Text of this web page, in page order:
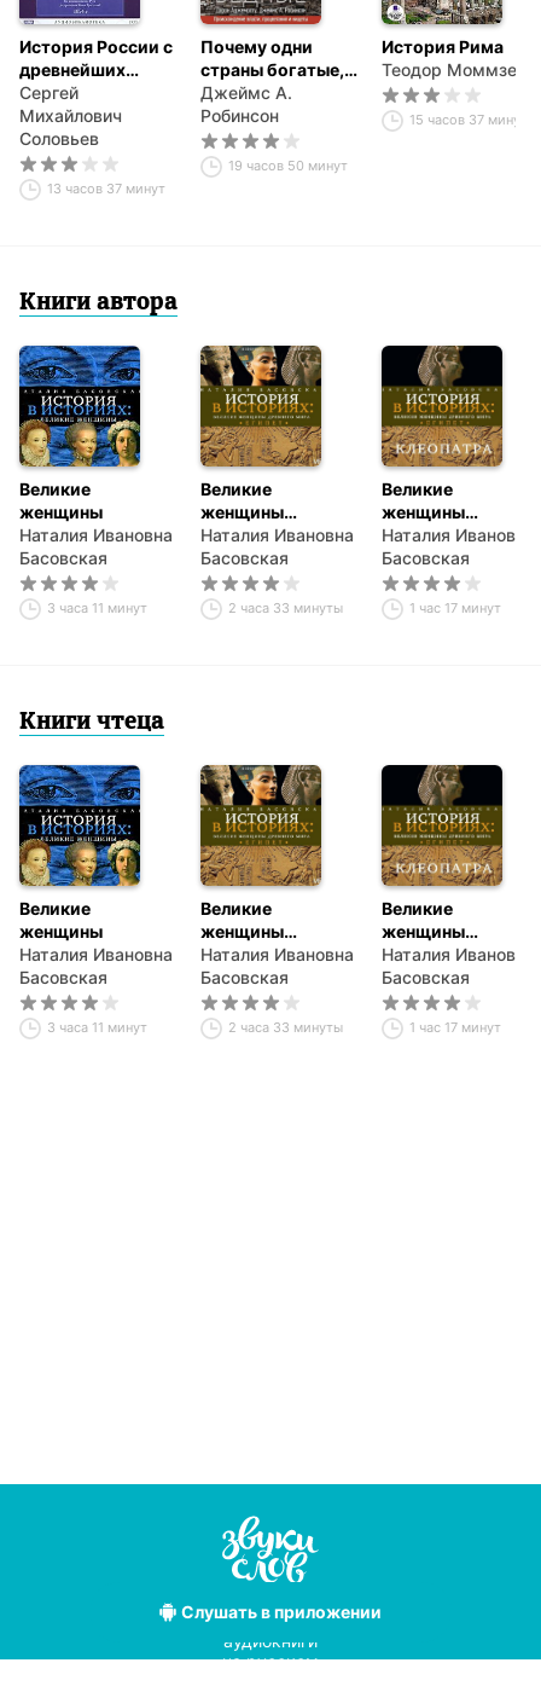
История России с
древнейших
времен. Том 1
Сергей
Михайлович
Соловьев
13 часов 37 минут
Почему одни
страны богатые, а
другие бедные.
Происхождение
власти,
процветания и
нищеты
Джеймс А.
Робинсон
19 часов 50 минут
История Рима
Теодор Моммзен
15 часов 37 минут
Книги автора
Великие
женщины
Наталия Ивановна
Басовская
3 часа 11 минут
Великие
женщины
древнего Египта
Наталия Ивановна
Басовская
2 часа 33 минуты
Великие
женщины
древнего Египта.
Царица
Клеопатра
Наталия Ивановна
Басовская
1 час 17 минут
Книги чтеца
Великие
женщины
Наталия Ивановна
Басовская
3 часа 11 минут
Великие
женщины
древнего Египта
Наталия Ивановна
Басовская
2 часа 33 минуты
Великие
женщины
древнего Египта.
Царица
Клеопатра
Наталия Ивановна
Басовская
1 час 17 минут
Слушатьв приложении
Лучшие
аудиокниги
на русском